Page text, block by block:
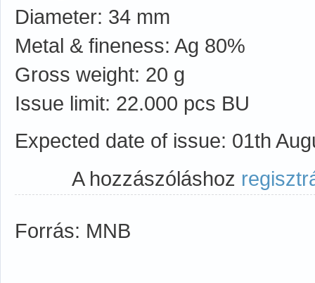
Diameter: 34 mm
Metal & fineness: Ag 80%
Gross weight: 20 g
Issue limit: 22.000 pcs BU
Expected date of issue: 01th
A hozzászóláshoz
Forrás: MNB